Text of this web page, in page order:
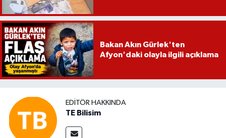
Bakan Akın Gürlek'ten
Afyon'daki olayla ilgili açıklama
EDITÖR HAKKINDA
TE Bilisim